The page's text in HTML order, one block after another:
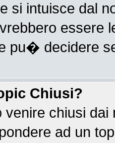
si intuisce dal
essere
pu� decidere
Chiusi?
venire chiusi
ad un